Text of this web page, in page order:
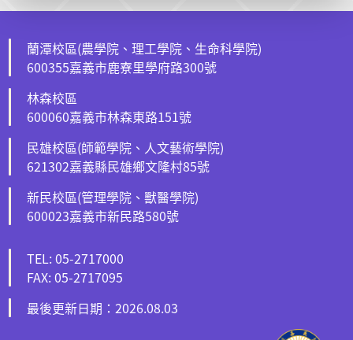
蘭潭校區(農學院、理工學院、生命科學院)
600355嘉義市鹿寮里學府路300號
林森校區
600060嘉義市林森東路151號
民雄校區(師範學院、人文藝術學院)
621302嘉義縣民雄鄉文隆村85號
新民校區(管理學院、獸醫學院)
600023嘉義市新民路580號
TEL: 05-2717000
FAX: 05-2717095
最後更新日期：2026.08.03